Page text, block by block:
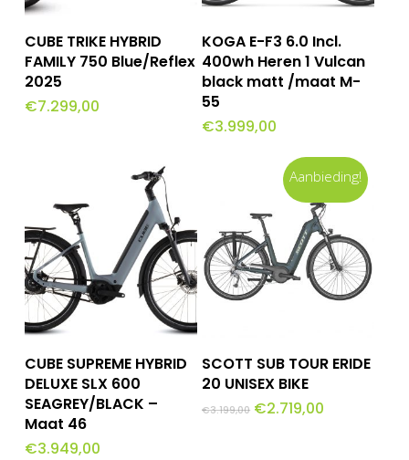
Toevoegen Aan
Winkelwagen
CUBE TRIKE HYBRID
FAMILY 750 Blue/Reflex
2025
€7.299,00
Toevoegen Aan
Winkelwagen
KOGA E-F3 6.0 Incl.
400wh Heren 1 Vulcan
black matt /maat M-
55
€3.999,00
Toevoegen Aan
Winkelwagen
CUBE SUPREME HYBRID
DELUXE SLX 600
SEAGREY/BLACK –
Maat 46
€3.949,00
Aanbieding!
Opties Selecteren
product
heeft
SCOTT SUB TOUR ERIDE
20 UNISEX BIKE
€3.199,00 Oorspronkelijke
€2.719,00